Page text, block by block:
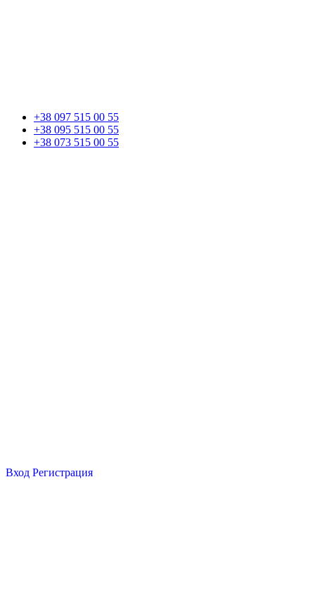
+38 097 515 00 55
+38 095 515 00 55
+38 073 515 00 55
Вход Регистрация